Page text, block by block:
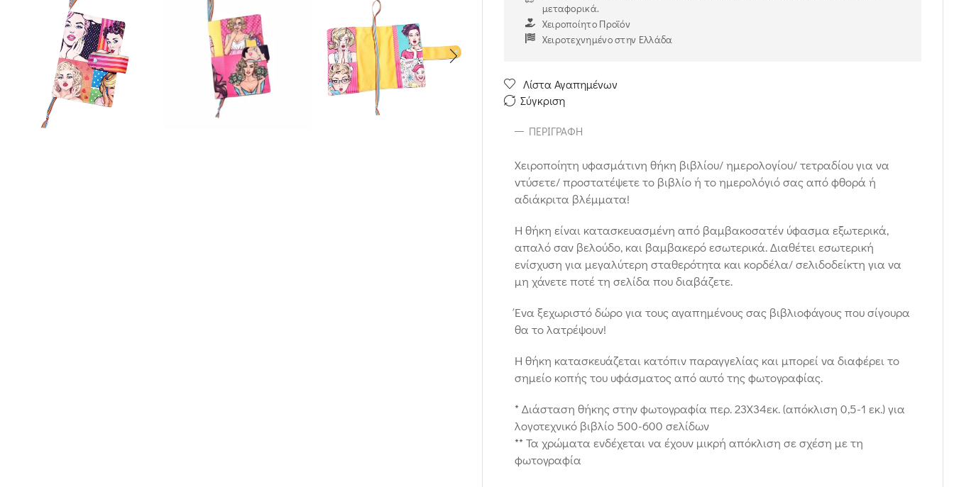
μεταφορικά.
Χειροποίητο Προϊόν
Χειροτεχνημένο στην Ελλάδα
Λίστα Αγαπημένων
Σύγκριση
ΠΕΡΙΓΡΑΦΉ
Χειροποίητη υφασμάτινη θήκη βιβλίου/ ημερολογίου/ τετραδίου για να
ντύσετε/ προστατέψετε το βιβλίο ή το ημερολόγιό σας από φθορά ή
αδιάκριτα βλέμματα!
Η θήκη είναι κατασκευασμένη από βαμβακοσατέν ύφασμα εξωτερικά,
απαλό σαν βελούδο, και βαμβακερό εσωτερικά. Διαθέτει εσωτερική
ενίσχυση για μεγαλύτερη σταθερότητα και κορδέλα/ σελιδοδείκτη για να
μη χάνετε ποτέ τη σελίδα που διαβάζετε.
Ένα ξεχωριστό δώρο για τους αγαπημένους σας βιβλιοφάγους που σίγουρα
θα το λατρέψουν!
Η θήκη κατασκευάζεται κατόπιν παραγγελίας και μπορεί να διαφέρει το
σημείο κοπής του υφάσματος από αυτό της φωτογραφίας.
* Διάσταση θήκης στην φωτογραφία περ. 23Χ34εκ. (απόκλιση 0,5-1 εκ.) για
λογοτεχνικό βιβλίο 500-600 σελίδων
** Τα χρώματα ενδέχεται να έχουν μικρή απόκλιση σε σχέση με τη
φωτογραφία